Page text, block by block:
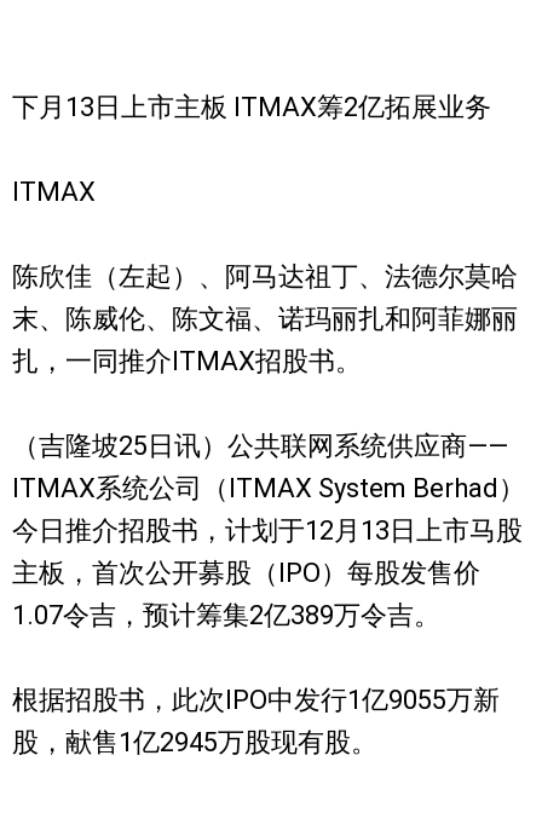
下月13日上市主板 ITMAX筹2亿拓展业务
ITMAX
陈欣佳（左起）、阿马达祖丁、法德尔莫哈
末、陈威伦、陈文福、诺玛丽扎和阿菲娜丽
扎，一同推介ITMAX招股书。
（吉隆坡25日讯）公共联网系统供应商——
ITMAX系统公司（ITMAX System Berhad）
今日推介招股书，计划于12月13日上市马股
主板，首次公开募股（IPO）每股发售价
1.07令吉，预计筹集2亿389万令吉。
根据招股书，此次IPO中发行1亿9055万新
股，献售1亿2945万股现有股。